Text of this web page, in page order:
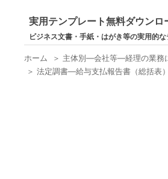
実用テンプレート無料ダウンロ
ビジネス文書・手紙・はがき等の実用的
ホーム ＞ 主体別―会社等―経理の業務
＞法定調書―給与支払報告書（総括表